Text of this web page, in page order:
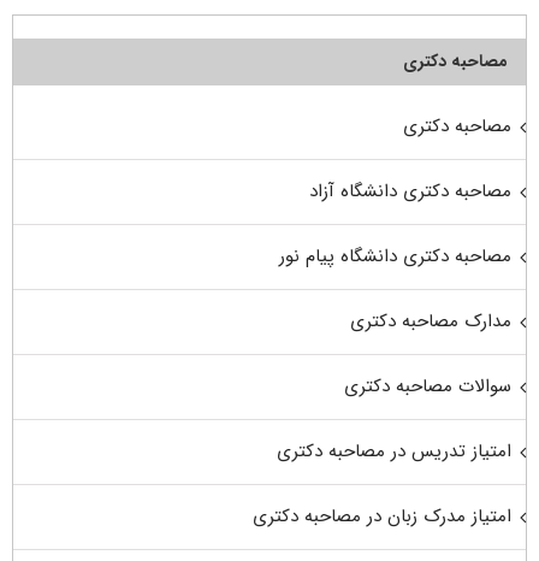
مصاحبه دکتری
مصاحبه دکتری
مصاحبه دکتری دانشگاه آزاد
مصاحبه دکتری دانشگاه پیام نور
مدارک مصاحبه دکتری
سوالات مصاحبه دکتری
امتیاز تدریس در مصاحبه دکتری
امتیاز مدرک زبان در مصاحبه دکتری